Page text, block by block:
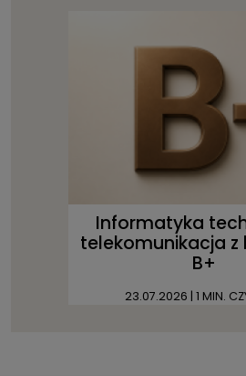
Informatyka
telekomunikacja z
B+
23.07.2026 | 1 MIN.